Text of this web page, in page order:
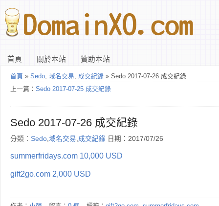
首頁 關於本站 贊助本站
首頁 » Sedo, 域名交易, 成交紀錄 » Sedo 2017-07-26 成交紀錄
上一篇： Sedo 2017-07-25 成交紀錄
Sedo 2017-07-26 成交紀錄
分類： Sedo,域名交易,成交紀錄 日期：2017/07/26
summerfridays.com 10,000 USD
gift2go.com 2,000 USD